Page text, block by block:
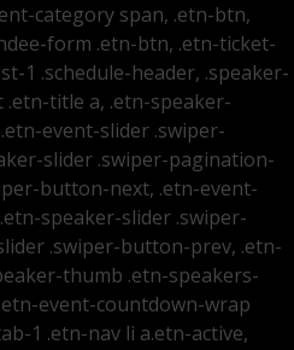
category span, .etn-btn,
form .etn-btn, .etn-ticket-
1 .schedule-header, .speaker-
title a, .etn-speaker-
event-slider .swiper-
slider .swiper-pagination-
button-next, .etn-event-
speaker-slider .swiper-
.swiper-button-prev, .etn-
thumb .etn-speakers-
event-countdown-wrap
1 .etn-nav li a.etn-active,